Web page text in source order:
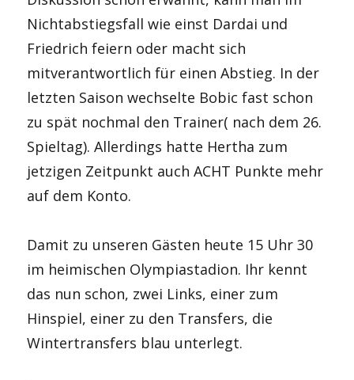
Nichtabstiegsfall wie einst Dardai und
Friedrich feiern oder macht sich
mitverantwortlich für einen Abstieg. In der
letzten Saison wechselte Bobic fast schon
zu spät nochmal den Trainer( nach dem 26.
Spieltag). Allerdings hatte Hertha zum
jetzigen Zeitpunkt auch ACHT Punkte mehr
auf dem Konto.
Damit zu unseren Gästen heute 15 Uhr 30
im heimischen Olympiastadion. Ihr kennt
das nun schon, zwei Links, einer zum
Hinspiel, einer zu den Transfers, die
Wintertransfers blau unterlegt.